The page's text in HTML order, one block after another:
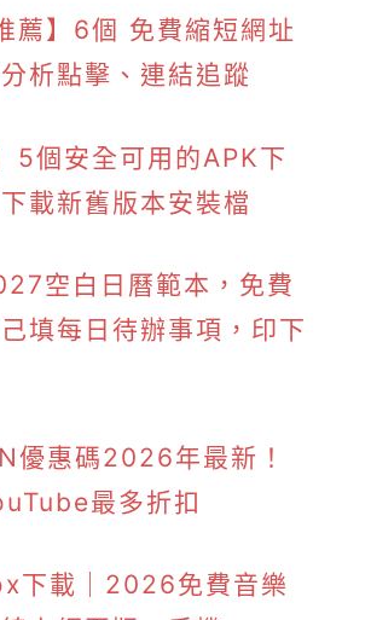
薦】6個 免費縮短網址
析點擊、連結追蹤
5個安全可用的APK下
載新舊版本安裝檔
空白日曆範本，免費
填每日待辦事項，印下
優惠碼2026年最新！
最多折扣
下載｜2026免費音樂